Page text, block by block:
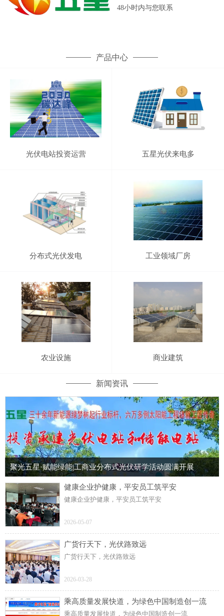
48小时内与您联系
产品中心
光伏电站投资运营 五星光伏来电多
分布式光伏发电 工业领域厂房
农业设施 商业建筑
新闻资讯
聚光五星·赋能绿能|工商业分布式光伏研学活动圆满开展
健康企业护健康，平安员工筑平安
健康企业护健康，平安员工筑平安
2026-05-07
广货行天下，光伏路致远
广货行天下，光伏路致远
2026-03-28
乘高质量发展快道，为绿色中国制造创一流
乘高质量发展快道，为绿色中国制造创一流